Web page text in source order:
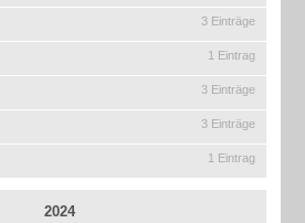
3 Einträge
1 Eintrag
3 Einträge
3 Einträge
1 Eintrag
2024